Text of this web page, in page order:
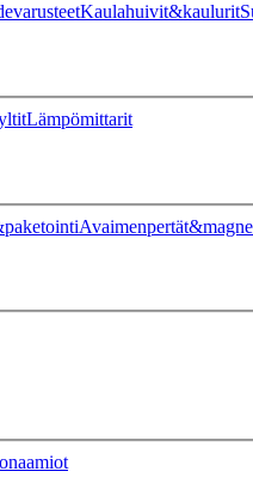
Kaulahuivit&kaulurit
Lämpömittarit